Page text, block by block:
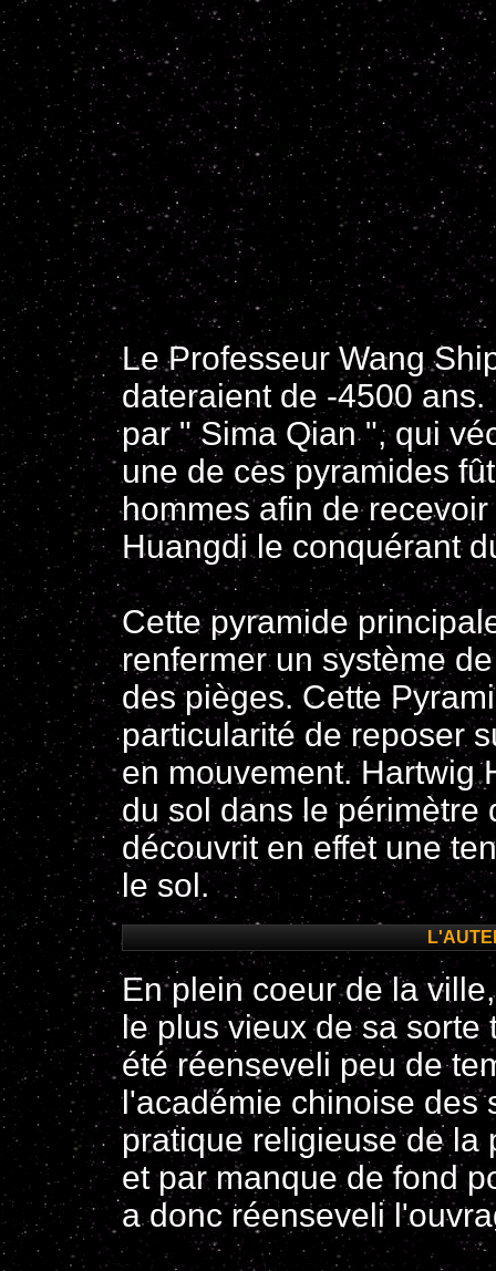
Le Professeur Wang
dateraient de -4500
par " Sima Qian ", qui
une de ces pyramides
hommes afin de
Huangdi le conquérant
Cette pyramide
renfermer un système
des pièges. Cette
particularité de reposer
en mouvement. Hartwig
du sol dans le périmètre
découvrit en effet une
le sol.
En plein coeur de la
le plus vieux de sa
été réenseveli peu de
l'académie chinoise des
pratique religieuse de la
et par manque de fond
a donc réenseveli